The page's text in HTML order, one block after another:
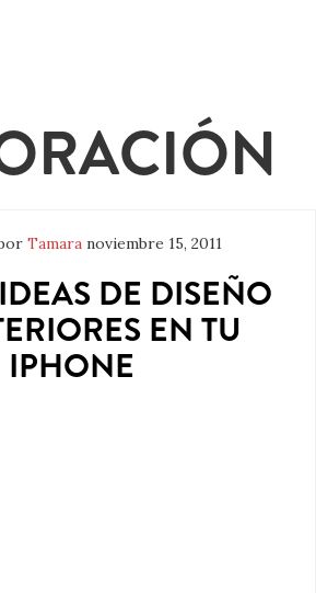
Tamara noviembre 15, 2011
DE DISEÑO
EN TU
IPHONE